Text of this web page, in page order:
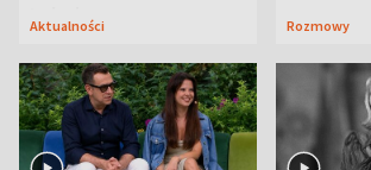
Lubelszczyzna
Aktualności Rozmowy